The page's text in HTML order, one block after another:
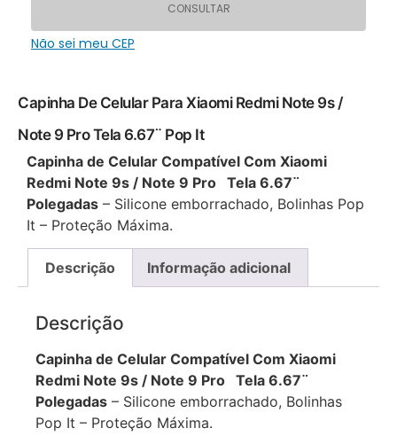
Capinha De Celular Para Xiaomi Redmi Note 9s /
Note 9 Pro Tela 6.67¨ Pop It
Capinha de Celular Compatível Com Xiaomi
Redmi Note 9s / Note 9 Pro Tela 6.67¨
Polegadas – Silicone emborrachado, Bolinhas Pop
It – Proteção Máxima.
Descrição Informação adicional
Descrição
Capinha de Celular Compatível Com Xiaomi
Redmi Note 9s / Note 9 Pro Tela 6.67¨
Polegadas – Silicone emborrachado, Bolinhas
Pop It – Proteção Máxima.
CONSULTAR
Não sei meu CEP